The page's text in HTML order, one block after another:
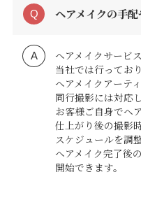
ヘアメイクの手
ヘアメイクサービ
当社では行ってお
ヘアメイクアーテ
同行撮影には対応
お客様ご自身でヘ
仕上がり後の撮影
スケジュールを調
ヘアメイク完了後
開始できます。